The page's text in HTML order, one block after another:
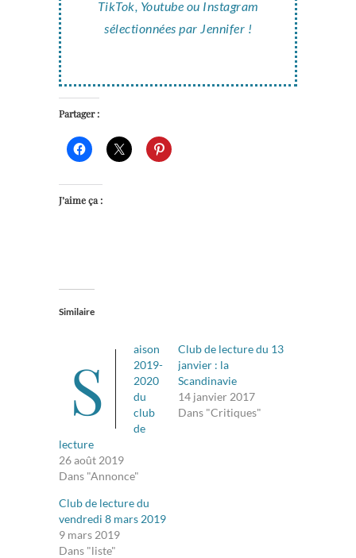
TikTok, Youtube ou Instagram
sélectionnées par Jennifer !
Partager :
J’aime ça :
Similaire
S
aison
2019-
2020
du
club
de
lecture
26 août 2019
Dans "Annonce"
Club de lecture du 13
janvier : la
Scandinavie
14 janvier 2017
Dans "Critiques"
Club de lecture du
vendredi 8 mars 2019
9 mars 2019
Dans "liste"